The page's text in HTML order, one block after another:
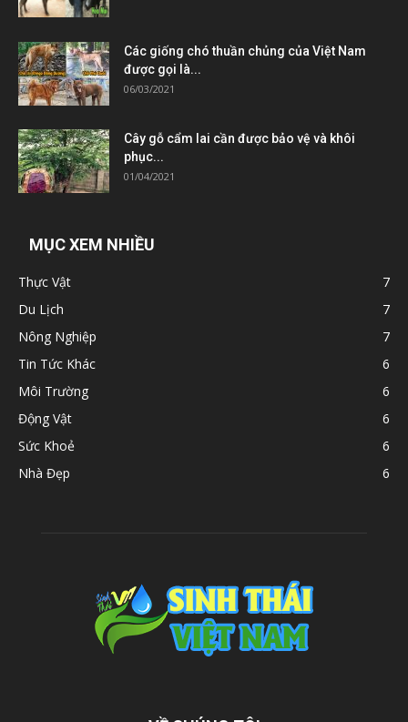
Các giống chó thuần chủng của Việt Nam
được gọi là...
06/03/2021
Cây gỗ cẩm lai cần được bảo vệ và khôi
phục...
01/04/2021
MỤC XEM NHIỀU
Thực Vật
7
Du Lịch
7
Nông Nghiệp
7
Tin Tức Khác
6
Môi Trường
6
Động Vật
6
Sức Khoẻ
6
Nhà Đẹp
6